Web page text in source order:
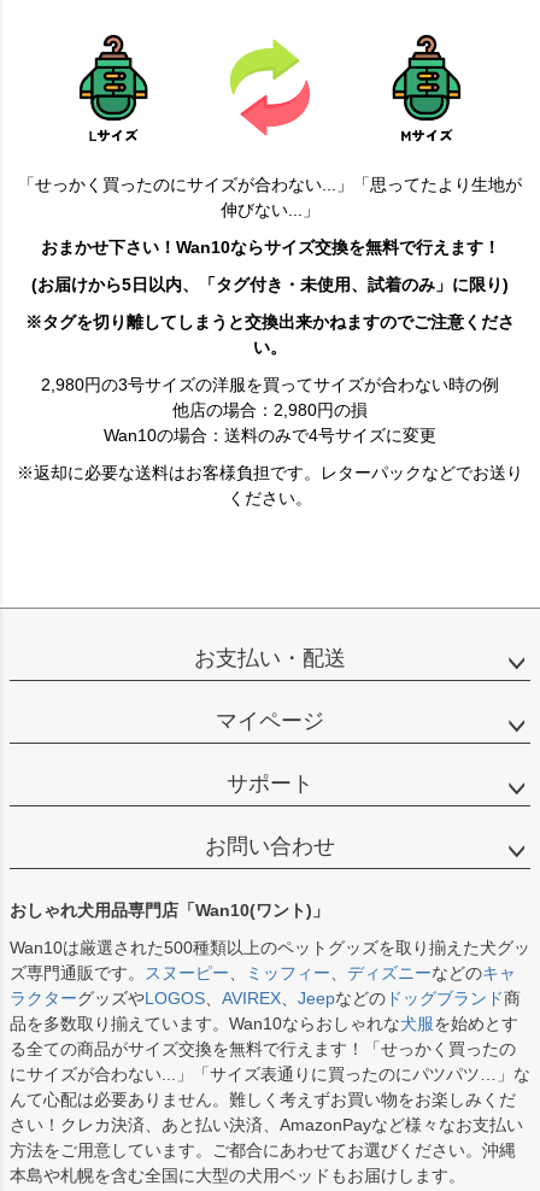
「せっかく買ったのにサイズが合わない...」「思ってたより生地が
伸びない...」
おまかせ下さい！Wan10ならサイズ交換を無料で行えます！
(お届けから5日以内、「タグ付き・未使用、試着のみ」に限り)
※タグを切り離してしまうと交換出来かねますのでご注意くださ
い。
2,980円の3号サイズの洋服を買ってサイズが合わない時の例
他店の場合：2,980円の損
Wan10の場合：送料のみで4号サイズに変更
※返却に必要な送料はお客様負担です。レターパックなどでお送り
ください。
お支払い・配送
マイページ
サポート
お問い合わせ
おしゃれ犬用品専門店「Wan10(ワント)」
Wan10は厳選された500種類以上のペットグッズを取り揃えた犬グッ
ズ専門通販です。
スヌーピー ミッフィー ディズニーなどのキャ
ラクターグッズやLOGOS AVIREX Jeepなどの ドッグブランド商
品を多数取り揃えています。Wan10ならおしゃれな犬服を始めとす
る全ての商品がサイズ交換を無料で行えます！「せっかく買ったの
にサイズが合わない...」「サイズ表通りに買ったのにパツパツ…」な
んて心配は必要ありません。難しく考えずお買い物をお楽しみくだ
さい！クレカ決済、あと払い決済、AmazonPayなど様々なお支払い
方法をご用意しています。ご都合にあわせてお選びください。沖縄
本島や札幌を含む全国に大型の犬用ベッドもお届けします。